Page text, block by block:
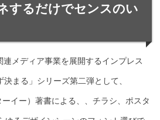
するだけでセンスのい
メディア事業を展開するインプレス
まる」シリーズ第二弾として、
イー）著書による、、チラシ、ポスタ